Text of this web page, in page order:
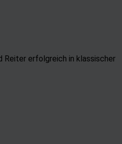
Reiter erfolgreich in klassischer